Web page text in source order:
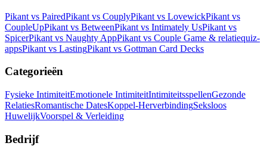
Pikant vs PairedPikant vs CouplyPikant vs LovewickPikant vs
CoupleUpPikant vs BetweenPikant vs Intimately UsPikant vs
SpicerPikant vs Naughty AppPikant vs Couple Game & relatiequiz-
appsPikant vs LastingPikant vs Gottman Card Decks
Categorieën
Fysieke IntimiteitEmotionele IntimiteitIntimiteitsspellenGezonde
RelatiesRomantische DatesKoppel-HerverbindingSeksloos
HuwelijkVoorspel & Verleiding
Bedrijf